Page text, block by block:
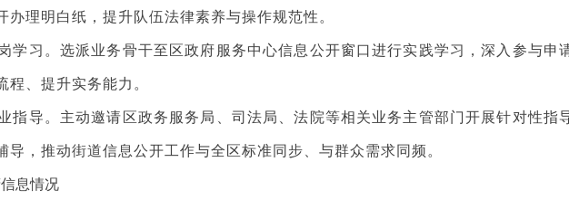
办理明白纸，提升队伍法律素养与操作规范性。
习。选派业务骨干至区政府服务中心信息公开窗口进行实践学习，深入参与申
程、提升实务能力。
导。主动邀请区政务服务局、司法局、法院等相关业务主管部门开展针对性指
导，推动街道信息公开工作与全区标准同步、与群众需求同频。
息情况